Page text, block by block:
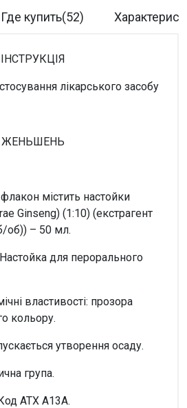
Где купить(52)
ІНСТРУКЦІЯ
лікарського засобу
ЖЕНЬШЕНЬ
містить настойки
Ginseng) (1:10) (екстрагент
об)) – 50 мл.
для перорального
властивості: прозора
кольору.
утворення осаду.
група.
АТХ А13А.